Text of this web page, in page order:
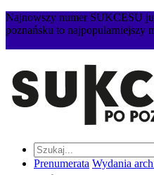
Najnowszy numer SUKCESU
poznańsku to najpopularniejszy
Prenumerata Wydania